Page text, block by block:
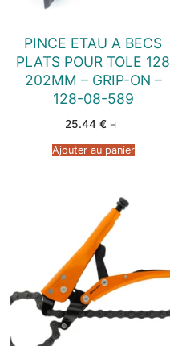
PINCE ETAU A BECS
PLATS POUR TOLE 128
202MM – GRIP-ON –
128-08-589
25.44 € HT
Ajouter au panier